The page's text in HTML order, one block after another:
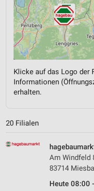
Klicke auf das Logo der
Informationen
erhalten.
20 Filialen
Am Windfeld
83714
Heute 08:00